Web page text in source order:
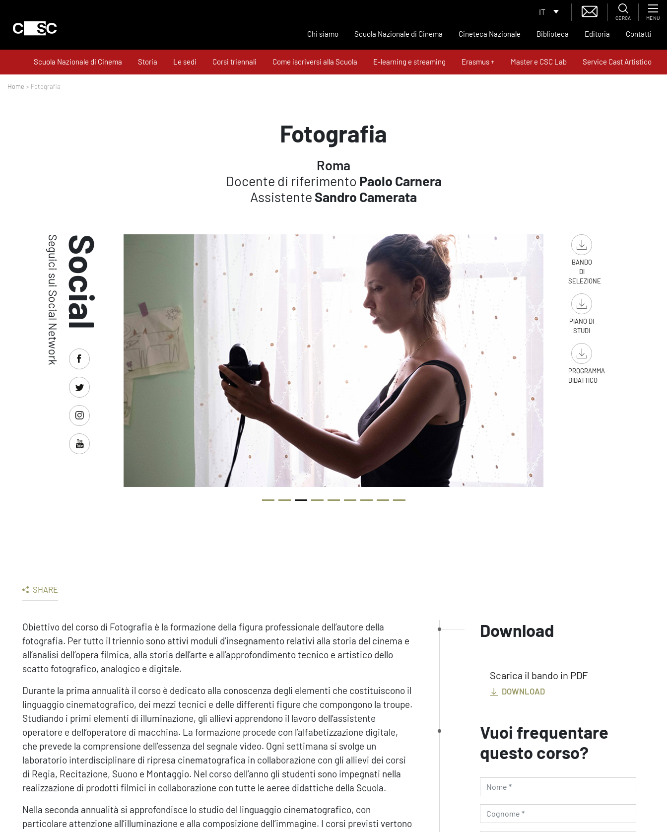
IT
CERCA MENU
Chi siamo Scuola Nazionale di Cinema Cineteca Nazionale Biblioteca Editoria Contatti
Scuola Nazionale di Cinema Storia Le sedi Corsi triennali Come iscriversi alla Scuola E-learning e streaming Erasmus + Master e CSC Lab Service Cast Artistico
Home > Fotografia
Fotografia
Roma
Docente di riferimento Paolo Carnera
Assistente Sandro Camerata
Social
Seguici sui Social Network
BANDO
DI
SELEZIONE
PIANO DI
STUDI
PROGRAMMA
DIDATTICO
SHARE
Obiettivo del corso di Fotografia è la formazione della figura professionale dell’autore della
fotografia. Per tutto il triennio sono attivi moduli d’insegnamento relativi alla storia del cinema e
all’analisi dell’opera filmica, alla storia dell’arte e all’approfondimento tecnico e artistico dello
scatto fotografico, analogico e digitale.
Durante la prima annualità il corso è dedicato alla conoscenza degli elementi che costituiscono il
linguaggio cinematografico, dei mezzi tecnici e delle differenti figure che compongono la troupe.
Studiando i primi elementi di illuminazione, gli allievi apprendono il lavoro dell’assistente
operatore e dell’operatore di macchina. La formazione procede con l’alfabetizzazione digitale,
che prevede la comprensione dell’essenza del segnale video. Ogni settimana si svolge un
laboratorio interdisciplinare di ripresa cinematografica in collaborazione con gli allievi dei corsi
di Regia, Recitazione, Suono e Montaggio. Nel corso dell’anno gli studenti sono impegnati nella
realizzazione di prodotti filmici in collaborazione con tutte le aeree didattiche della Scuola.
Nella seconda annualità si approfondisce lo studio del linguaggio cinematografico, con
particolare attenzione all’illuminazione e alla composizione dell’immagine. I corsi previsti vertono
Download
Scarica il bando in PDF
DOWNLOAD
Vuoi frequentare
questo corso?